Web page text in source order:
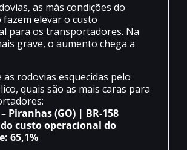
as más condições do
elevar o custo
para os transportadores. Na
grave, o aumento chega a
as rodovias esquecidas pelo
quais são as mais caras para
Piranhas (GO) | BR-158
custo operacional do
65,1%